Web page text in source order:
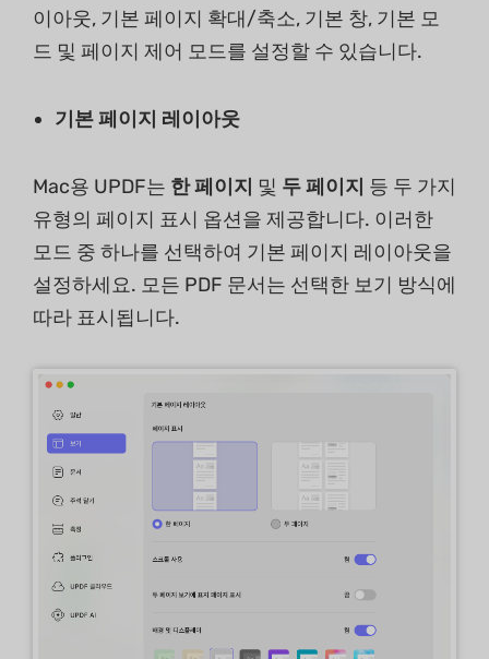
이아웃, 기본 페이지 확대/축소, 기본 창, 기본 모
드 및 페이지 제어 모드를 설정할 수 있습니다.
기본 페이지 레이아웃
Mac용 UPDF는 한 페이지 및 두 페이지 등 두 가지
유형의 페이지 표시 옵션을 제공합니다. 이러한
모드 중 하나를 선택하여 기본 페이지 레이아웃을
설정하세요. 모든 PDF 문서는 선택한 보기 방식에
따라 표시됩니다.